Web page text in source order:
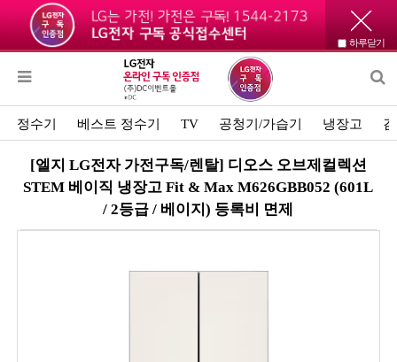
하루닫기
정수기 베스트 정수기 TV 공청기/가습기 냉장고
[엘지 LG전자 가전구독/렌탈] 디오스 오브제컬렉션
STEM 베이직 냉장고 Fit & Max M626GBB052 (601L
/ 2등급 / 베이지) 등록비 면제